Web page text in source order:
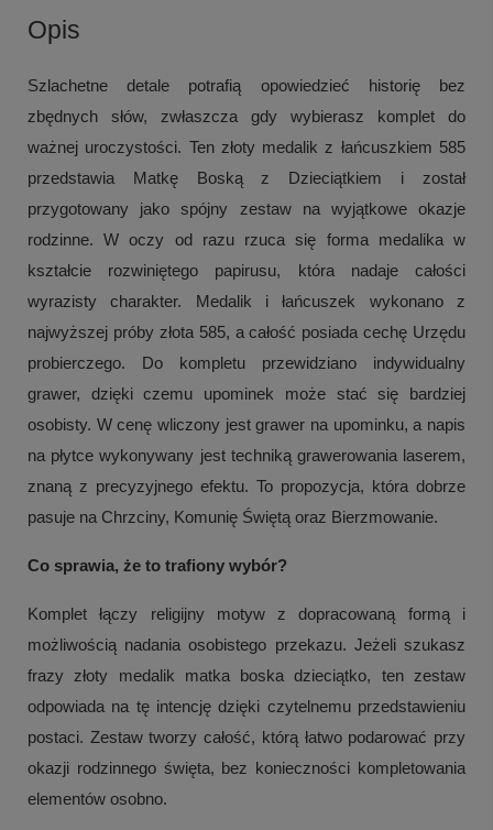
Opis
Szlachetne detale potrafią opowiedzieć historię bez
zbędnych słów, zwłaszcza gdy wybierasz komplet do
ważnej uroczystości. Ten złoty medalik z łańcuszkiem 585
przedstawia Matkę Boską z Dzieciątkiem i został
przygotowany jako spójny zestaw na wyjątkowe okazje
rodzinne. W oczy od razu rzuca się forma medalika w
kształcie rozwiniętego papirusu, która nadaje całości
wyrazisty charakter. Medalik i łańcuszek wykonano z
najwyższej próby złota 585, a całość posiada cechę Urzędu
probierczego. Do kompletu przewidziano indywidualny
grawer, dzięki czemu upominek może stać się bardziej
osobisty. W cenę wliczony jest grawer na upominku, a napis
na płytce wykonywany jest techniką grawerowania laserem,
znaną z precyzyjnego efektu. To propozycja, która dobrze
pasuje na Chrzciny, Komunię Świętą oraz Bierzmowanie.
Co sprawia, że to trafiony wybór?
Komplet łączy religijny motyw z dopracowaną formą i
możliwością nadania osobistego przekazu. Jeżeli szukasz
frazy złoty medalik matka boska dzieciątko, ten zestaw
odpowiada na tę intencję dzięki czytelnemu przedstawieniu
postaci. Zestaw tworzy całość, którą łatwo podarować przy
okazji rodzinnego święta, bez konieczności kompletowania
elementów osobno.